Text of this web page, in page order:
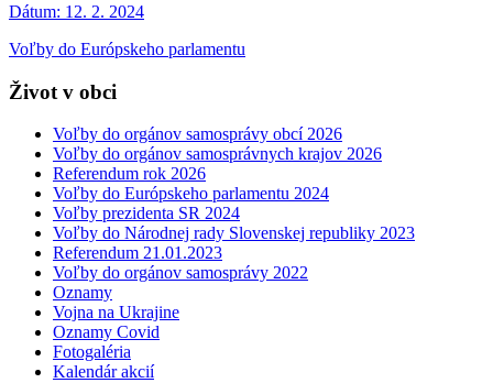
Dátum: 12. 2. 2024
Voľby do Európskeho parlamentu
Život v obci
Voľby do orgánov samosprávy obcí 2026
Voľby do orgánov samosprávnych krajov 2026
Referendum rok 2026
Voľby do Európskeho parlamentu 2024
Voľby prezidenta SR 2024
Voľby do Národnej rady Slovenskej republiky 2023
Referendum 21.01.2023
Voľby do orgánov samosprávy 2022
Oznamy
Vojna na Ukrajine
Oznamy Covid
Fotogaléria
Kalendár akcií